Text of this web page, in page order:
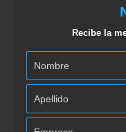
Recibe la